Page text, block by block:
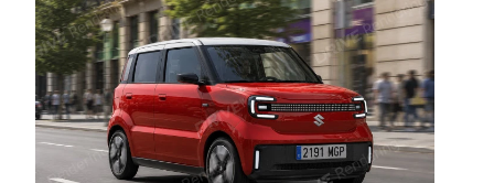
Οδηγός αγοράς
Συμβουλές
Χρηστικά